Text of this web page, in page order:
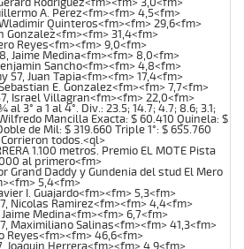
A. Perez<fm><fm> 4,5<fm>
Quinteros<fm><fm> 29,6<fm>
Gonzalez<fm><fm> 31,4<fm>
Reyes<fm><fm> 9,0<fm>
Jaime Medina<fm><fm> 8,0<fm>
Sancho<fm><fm> 4,8<fm>
57, Juan Tapia<fm><fm> 17,4<fm>
E. Gonzalez<fm><fm> 7,7<fm>
Israel Villagran<fm><fm> 22,0<fm>
3° a 1 al 4°. Div.: 23.5; 14.7; 4.7; 8.6; 3.1;
Mancilla Exacta: $ 60.410 Quinela: $
de Mil: $ 319.660 Triple 1°: $ 655.760
todos.<ql>
1.100 metros. Premio EL MOTE Pista
al primero<fm>
Grand Daddy y Gundenia del stud El Mero
5,4<fm>
I. Guajardo<fm><fm> 5,3<fm>
Nicolas Ramirez<fm><fm> 4,4<fm>
Medina<fm><fm> 6,7<fm>
Maximiliano Salinas<fm><fm> 41,3<fm>
Reyes<fm><fm> 46,6<fm>